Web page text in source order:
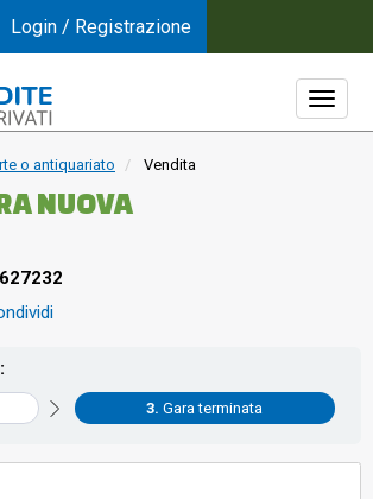
o antiquariato Vendita
BISCOTTIERA NUOVA
Gara terminata
Login / Registrazione